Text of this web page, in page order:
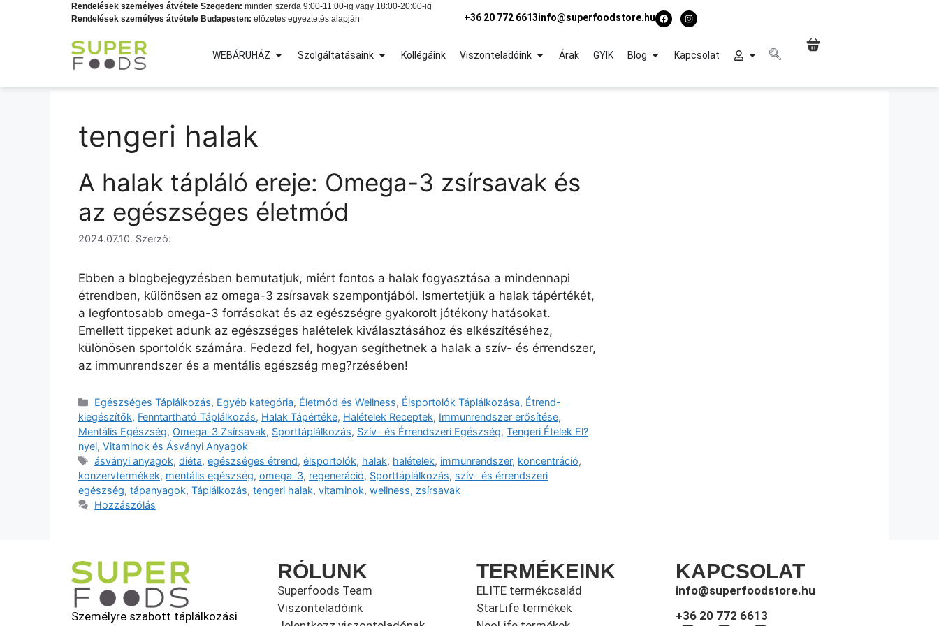
Rendelések személyes átvétele Szegeden: minden szerda 9:00-11:00-ig vagy 18:00-20:00-ig
Rendelések személyes átvétele Budapesten: előzetes egyeztetés alapján +36 20 772 6613info@superfoodstore.hu
WEBÁRUHÁZ Szolgáltatásaink Kollégáink Viszonteladóink Árak GYIK Blog Kapcsolat
tengeri halak
A halak tápláló ereje: Omega-3 zsírsavak és
az egészséges életmód
2024.07.10. Szerző:
Ebben a blogbejegyzésben bemutatjuk, miért fontos a halak fogyasztása a mindennapi
étrendben, különösen az omega-3 zsírsavak szempontjából. Ismertetjük a halak tápértékét,
a legfontosabb omega-3 forrásokat és az egészségre gyakorolt jótékony hatásokat.
Emellett tippeket adunk az egészséges halételek kiválasztásához és elkészítéséhez,
különösen sportolók számára. Fedezd fel, hogyan segíthetnek a halak a szív- és érrendszer,
az immunrendszer és a mentális egészség meg?rzésében!
Egészséges Táplálkozás, Egyéb kategória, Életmód és Wellness, Élsportolók Táplálkozása, Étrend-
kiegészítők, Fenntartható Táplálkozás, Halak Tápértéke, Halételek Receptek, Immunrendszer erősítése,
Mentális Egészség, Omega-3 Zsírsavak, Sporttáplálkozás, Szív- és Érrendszeri Egészség, Tengeri Ételek El?
nyei, Vitaminok és Ásványi Anyagok
ásványi anyagok,diéta,egészséges étrend,élsportolók, halak, halételek, immunrendszer, koncentráció,
konzervtermékek, mentális egészség, omega-3, regeneráció, Sporttáplálkozás, szív- és érrendszeri
egészség, tápanyagok, Táplálkozás, tengeri halak, vitaminok, wellness, zsírsavak
Hozzászólás
Személyre szabott táplálkozási
RÓLUNK
Superfoods Team
Viszonteladóink
TERMÉKEINK
ELITE termékcsalád
StarLife termékek
KAPCSOLAT
info@superfoodstore.hu
+36 20 772 6613